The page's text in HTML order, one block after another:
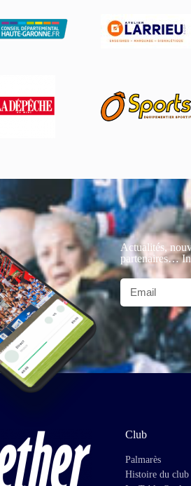
Actualités,
partenaires…
Club
Palmarès
Histoire du club